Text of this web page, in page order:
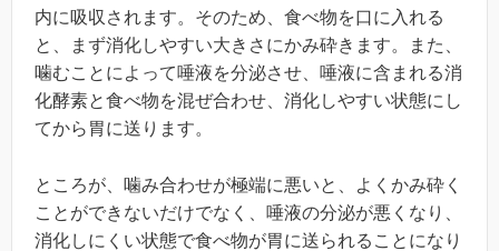
内に吸収されます。そのため、食べ物を口に入れる
と、まず消化しやすい大きさにかみ砕きます。また、
噛むことによって唾液を分泌させ、唾液に含まれる消
化酵素と食べ物を混ぜ合わせ、消化しやすい状態にし
てから胃に送ります。
ところが、噛み合わせが極端に悪いと、よくかみ砕く
ことができないだけでなく、唾液の分泌が悪くなり、
消化しにくい状態で食べ物が胃に送られることになり